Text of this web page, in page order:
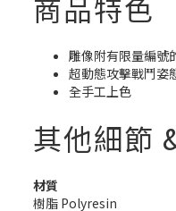
雕像附有限量編號
超動態攻擊戰鬥姿
全手工上色
其他細節
材質
樹脂 Polyresin